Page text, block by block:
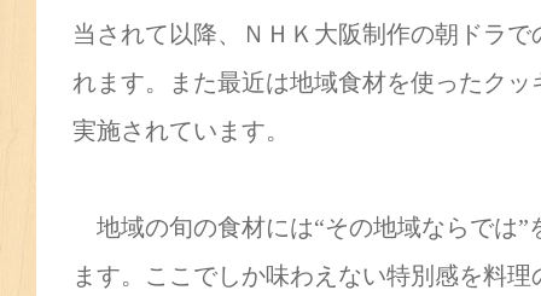
当されて以降、ＮＨＫ大阪制作の朝ドラ
れます。また最近は地域食材を使ったク
実施されています。
地域の旬の食材には“その地域ならでは”
ます。ここでしか味わえない特別感を料